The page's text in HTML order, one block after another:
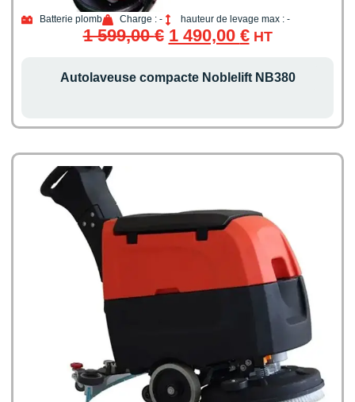
Batterie plomb Charge : - hauteur de levage max : -
1 599,00€ 1 490,00 €HT
Autolaveuse compacte Noblelift NB380